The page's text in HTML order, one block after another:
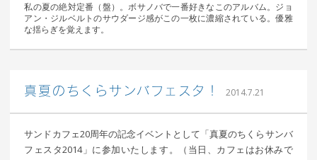
私の夏の絶対定番（盤）。ボサノバで一番好きなこのアルバム。ジョ
アン・ジルベルトのサウダージ感がこの一枚に濃縮されている。優雅
な揺らぎを覚えます。
真夏のちくらサンバフェスタ！ 2014.7.21
年1月23日
サンドカフェ20周年の記念イベントとして「真夏のちくらサンバ
フェスタ2014」に参加いたします。（当日、カフェはお休みで